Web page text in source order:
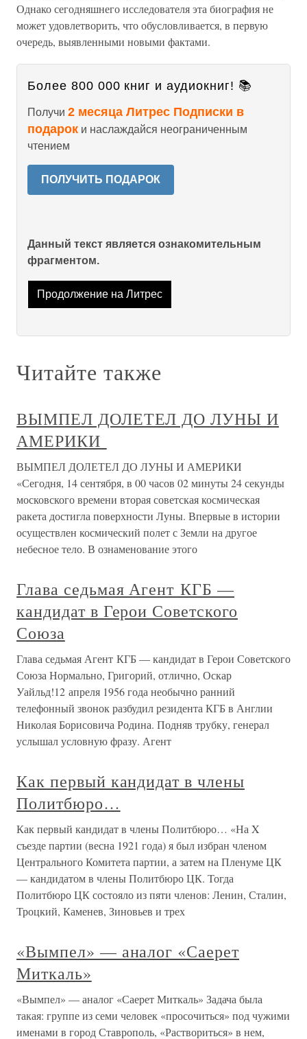
Однако сегодняшнего исследователя эта биография не
может удовлетворить, что обусловливается, в первую
очередь, выявленными новыми фактами.
Более 800 000 книг и аудиокниг! 📚
Получи 2 месяца Литрес Подписки в
подарок и наслаждайся неограниченным
чтением
ПОЛУЧИТЬ ПОДАРОК
Данный текст является ознакомительным
фрагментом.
Продолжение на Литрес
Читайте также
ВЫМПЕЛ ДОЛЕТЕЛ ДО ЛУНЫ И
АМЕРИКИ
ВЫМПЕЛ ДОЛЕТЕЛ ДО ЛУНЫ И АМЕРИКИ
«Сегодня, 14 сентября, в 00 часов 02 минуты 24 секунды
московского времени вторая советская космическая
ракета достигла поверхности Луны. Впервые в истории
осуществлен космический полет с Земли на другое
небесное тело. В ознаменование этого
Глава седьмая Агент КГБ —
кандидат в Герои Советского
Союза
Глава седьмая Агент КГБ — кандидат в Герои Советского
Союза Нормально, Григорий, отлично, Оскар
Уайльд!12 апреля 1956 года необычно ранний
телефонный звонок разбудил резидента КГБ в Англии
Николая Борисовича Родина. Подняв трубку, генерал
услышал условную фразу. Агент
Как первый кандидат в члены
Политбюро…
Как первый кандидат в члены Политбюро… «На X
съезде партии (весна 1921 года) я был избран членом
Центрального Комитета партии, а затем на Пленуме ЦК
— кандидатом в члены Политбюро ЦК. Тогда
Политбюро ЦК состояло из пяти членов: Ленин, Сталин,
Троцкий, Каменев, Зиновьев и трех
«Вымпел» — аналог «Саерет
Миткаль»
«Вымпел» — аналог «Саерет Миткаль» Задача была
такая: группе из семи человек «просочиться» под чужими
именами в город Ставрополь, «Раствориться» в нем,